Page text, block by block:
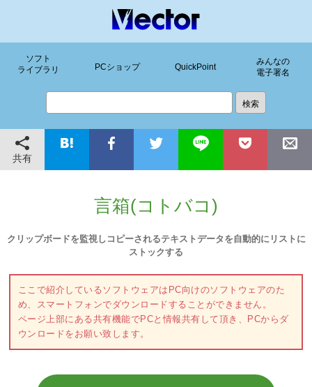
ソフト
ライブラリ
PCショップ QuickPoint
みんなの
電子署名
共有
言箱(コトバコ)
クリップボードを監視しコピーされるテキストデータを自動的にリストに
ストックする
ここで紹介しているソフトウェアはPC向けのソフトウェアのた
め、スマートフォンでダウンロードすることができません。
ページ上部にある共有機能でPCと情報共有して頂き、PCからダ
ウンロードをお願い致します。